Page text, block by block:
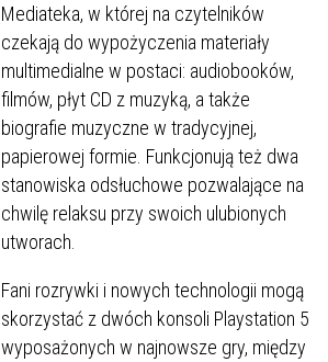
Mediateka, w której na czytelników
czekają do wypożyczenia materiały
multimedialne w postaci: audiobooków,
filmów, płyt CD z muzyką, a także
biografie muzyczne w tradycyjnej,
papierowej formie. Funkcjonują też dwa
stanowiska odsłuchowe pozwalające na
chwilę relaksu przy swoich ulubionych
utworach.
Fani rozrywki i nowych technologii mogą
skorzystać z dwóch konsoli Playstation 5
wyposażonych w najnowsze gry, między